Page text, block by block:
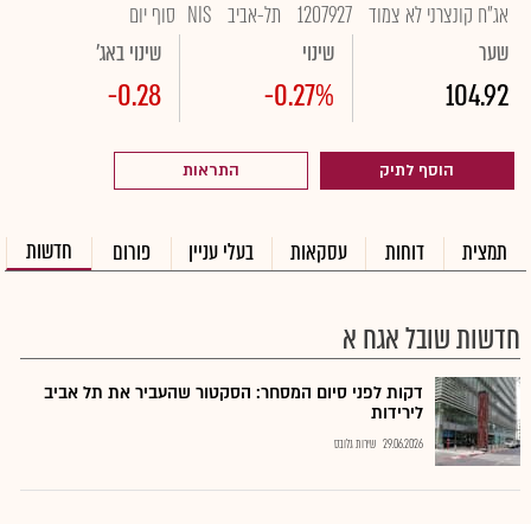
אג"ח קונצרני לא צמוד 1207927 תל-אביב NIS סוף יום
שער
104.92
שינוי
-0.27%
שינוי באג'
-0.28
הוסף לתיק התראות
תמצית דוחות עסקאות בעלי עניין פורום חדשות
חדשות שובל אגח א
דקות לפני סיום המסחר: הסקטור שהעביר את תל אביב
לירידות
29.06.2026 שירות גלובס